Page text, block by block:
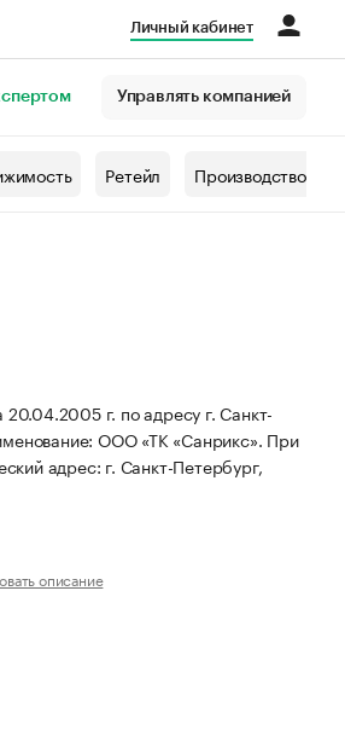
Личный кабинет
Управлять компанией
Ретейл Производство
г. по адресу г. Санкт-
ООО «ТК «Санрикс». При
адрес: г. Санкт-Петербург,
описание